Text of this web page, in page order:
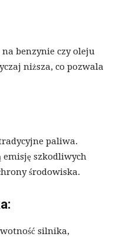
na benzynie czy oleju
niższa, co pozwala
paliwa.
emisję szkodliwych
środowiska.
silnika,